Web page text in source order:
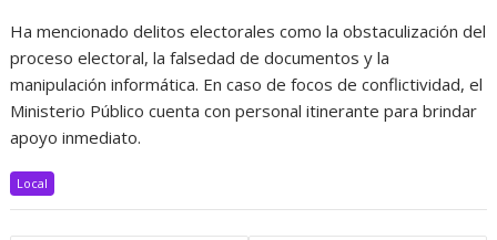
Ha mencionado delitos electorales como la obstaculización del
proceso electoral, la falsedad de documentos y la
manipulación informática. En caso de focos de conflictividad, el
Ministerio Público cuenta con personal itinerante para brindar
apoyo inmediato.
Local